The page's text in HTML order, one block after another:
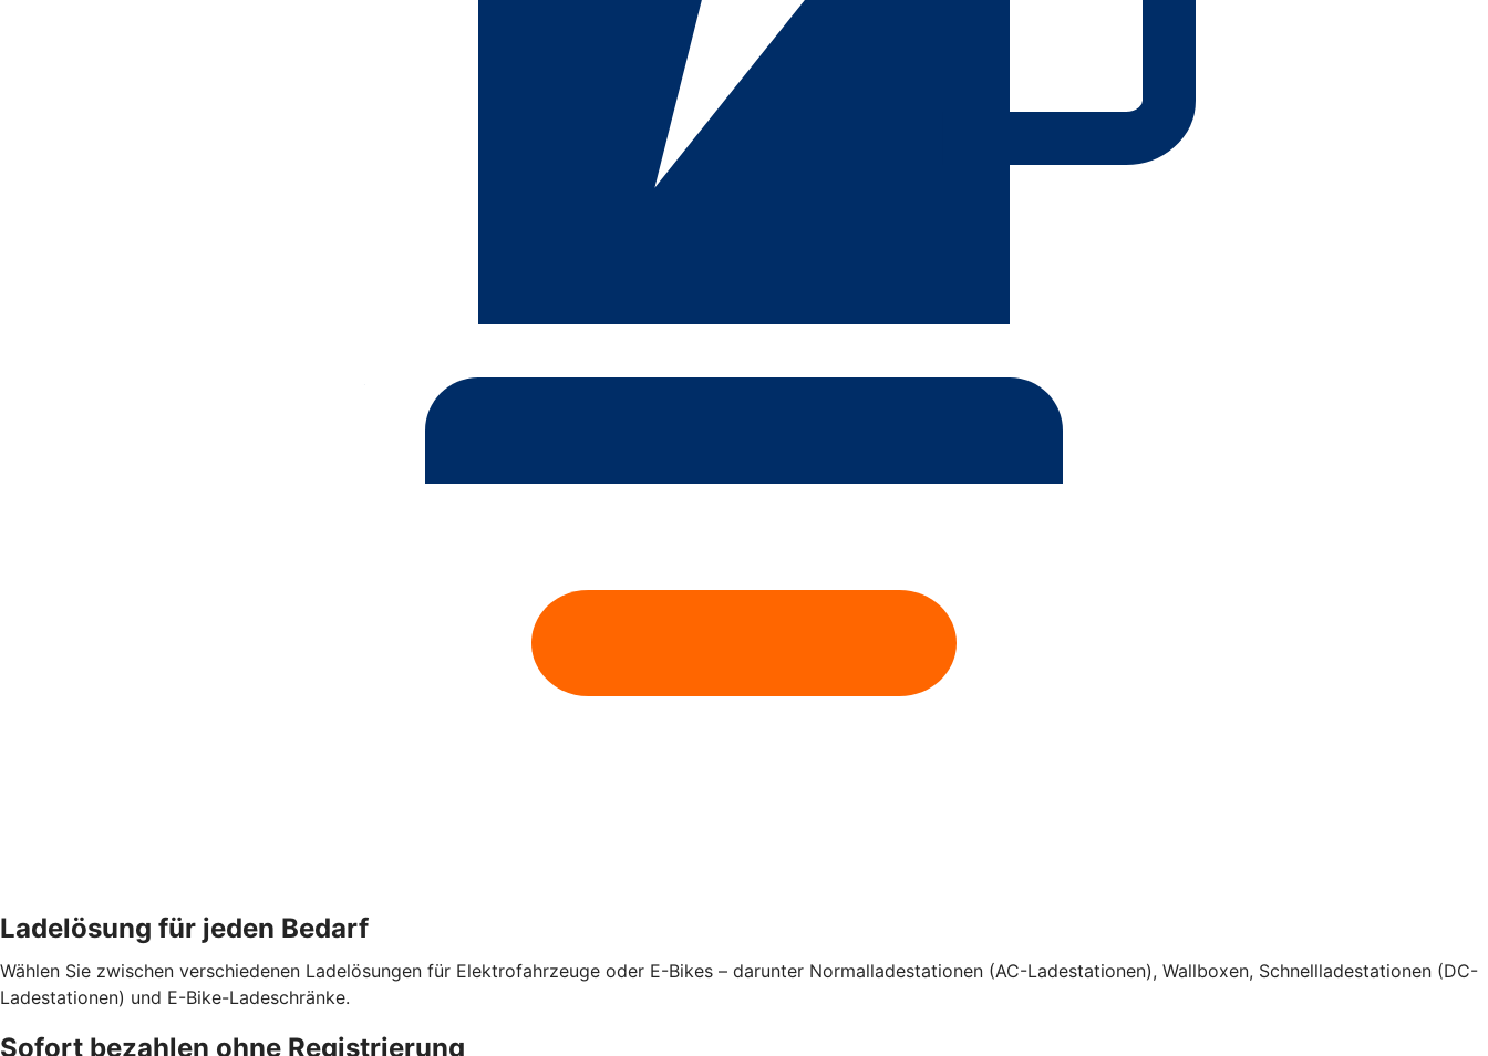
Ladelösung für jeden Bedarf
Wählen Sie zwischen verschiedenen Ladelösungen für Elektrofahrzeuge oder E-Bikes – darunter Normalladestationen (AC-Ladestationen), Wallboxen, Schnellladestationen (DC-
Ladestationen) und E-Bike-Ladeschränke.
Sofort bezahlen ohne Registrierung